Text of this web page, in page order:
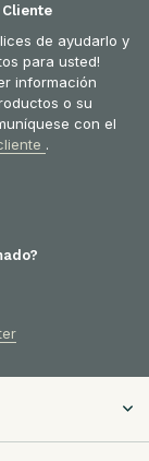
de ayudarlo y
para usted!
información
o su
con el
.